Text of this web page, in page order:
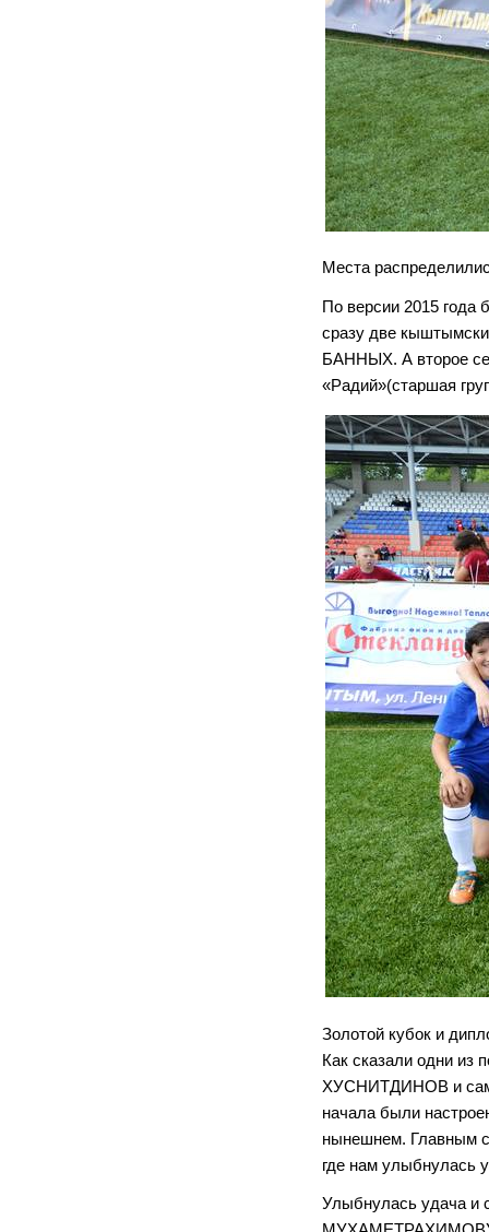
Места
По версии 2015 года
сразу две
БАННЫХ. А второе
«Радий»(старшая
Золотой кубок и
Как сказали одни из
ХУСНИТДИНОВ и
начала были
нынешнем. Главным
где нам улыбнулась
Улыбнулась удача и